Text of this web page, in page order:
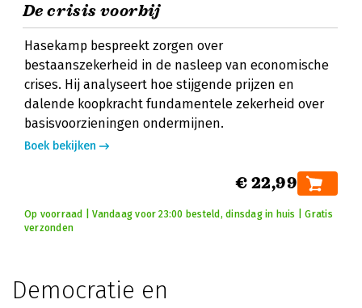
De crisis voorbij
Hasekamp bespreekt zorgen over
bestaanszekerheid in de nasleep van economische
crises. Hij analyseert hoe stijgende prijzen en
dalende koopkracht fundamentele zekerheid over
basisvoorzieningen ondermijnen.
Boek bekijken
€ 22,99
Op voorraad | Vandaag voor 23:00 besteld, dinsdag in huis | Gratis
verzonden
Democratie en